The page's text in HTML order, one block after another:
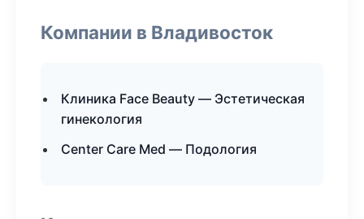
Компании в Владивосток
Клиника Face Beauty — Эстетическая
гинекология
Center Care Med — Подология